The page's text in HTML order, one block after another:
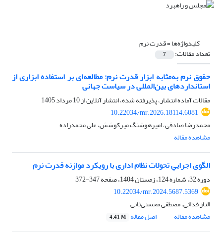
کلیدواژه‌ها =قدرت نرم
تعداد مقالات: 7
حقوق نرم به‌مثابه ابزار قدرت نرم: مطالعه‌ای بر استفاده ابزاری از
استانداردهای بین‌المللی در سیاست جهانی
مقالات آماده انتشار، پذیرفته شده، انتشار آنلاین از10 مرداد 1405
10.22034/mr.2026.18114.6081
محمدرضا صادقی، امیرهوشنگ میرکوشش، علی محمدزاده
مشاهده مقاله
الگوی اجراییِ تحولات نظام اداری با رویکرد موازنه قدرت نرم
دوره 32، شماره 124، زمستان 1404، صفحه
347-372
10.22034/mr.2024.5687.5369
الناز فدائی، مصطفی محسنی‌ثانی
مشاهده مقاله
اصل مقاله 4.41 M